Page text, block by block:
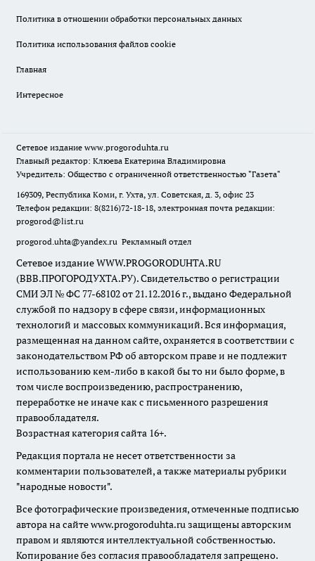
Политика в отношении обработки персональных данных
Политика использования файлов cookie
Главная
Интересное
Сетевое издание www.progoroduhta.ru
Главный редактор: Клюева Екатерина Владимировна
Учредитель: Общество с ограниченной ответственностью "Газета"
169309, Республика Коми, г. Ухта, ул. Советская, д. 3, офис 23
Телефон редакции: 8(8216)72-18-18, электронная почта редакции:
progorod@list.ru
progorod.uhta@yandex.ru Рекламный отдел
Сетевое издание WWW.PROGORODUHTA.RU
(ВВВ.ПРОГОРОДУХТА.РУ). Свидетельство о регистрации
СМИ ЭЛ № ФС 77-68102 от 21.12.2016 г., выдано Федеральной
службой по надзору в сфере связи, информационных
технологий и массовых коммуникаций. Вся информация,
размещенная на данном сайте, охраняется в соответствии с
законодательством РФ об авторском праве и не подлежит
использованию кем-либо в какой бы то ни было форме, в
том числе воспроизведению, распространению,
переработке не иначе как с письменного разрешения
правообладателя.
Возрастная категория сайта 16+.
Редакция портала не несет ответственности за
комментарии пользователей, а также материалы рубрики
"народные новости".
Все фотографические произведения, отмеченные подписью
автора на сайте www.progoroduhta.ru защищены авторским
правом и являются интеллектуальной собственностью.
Копирование без согласия правообладателя запрещено.